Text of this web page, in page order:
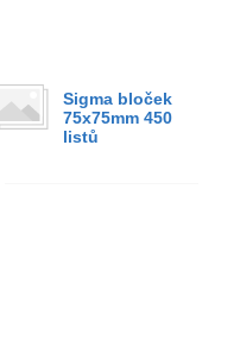
Sigma bloček
75x75mm 450
listů